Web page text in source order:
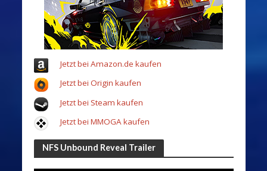
Jetzt bei Amazon.de kaufen
Jetzt bei Origin kaufen
Jetzt bei Steam kaufen
Jetzt bei MMOGA kaufen
NFS Unbound Reveal Trailer